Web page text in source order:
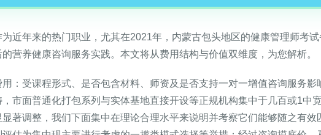
近年来的热门职业，尤其在2021年，内蒙古包头地区的健康管理师考
营养健康咨询服务实践。本文将从费用结构与价值双维度，为您解析。
用：受课程形式、是否包含材料、师资及是否支持一对一增值咨询服务
，市面普通化打包系列与实体基地直接开设等正规机构集中于几百或1中
显著调整，我们下面集中在理论合理水平来说明并考察它们能够随之有